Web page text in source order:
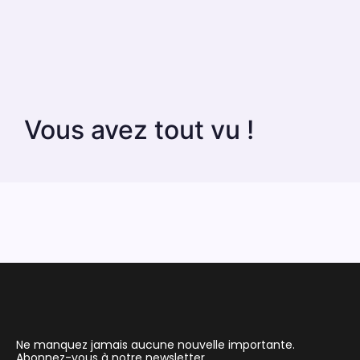
Vous avez tout vu !
Ne manquez jamais aucune nouvelle importante.